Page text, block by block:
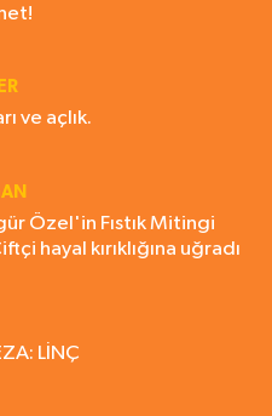
ve açlık.
Özel'in Fıstık Mitingi
hayal kırıklığına uğradı
LİNÇ